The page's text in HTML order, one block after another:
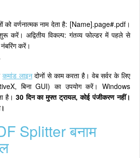
को वर्णनात्मक नाम देता है: [Name].page#.pdf।
करें। अद्वितीय विकल्प: गंतव्य फोल्डर में पहले से
करें।
कमांड लाइनदोनों से काम करता है। वेब सर्वर के लिए
बिना GUI) का उपयोग करें। Windows
है। 30 दिन का मुफ्त ट्रायल, कोई पंजीकरण नहीं।
Splitter बनाम